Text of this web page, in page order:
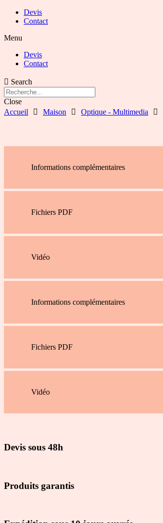
Devis
Contact
Menu
Devis
Contact
Search
Close
Accueil
Maison Optique - Multimedia
Informations complémentaires
Fichiers PDF
Vidéo
Informations complémentaires
Fichiers PDF
Vidéo
Devis sous 48h
Produits garantis